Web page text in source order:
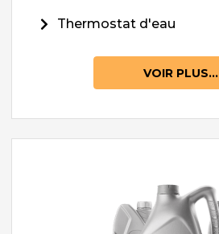
Thermostat d'eau
VOIR PLUS...